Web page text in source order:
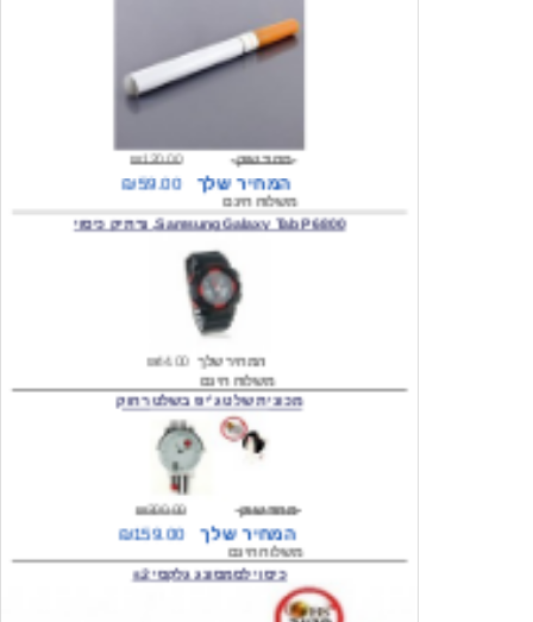
₪120.00
משלוח חינם
Samsung Galaxy Tab P6800, נרתיק כיסוי
המחיר שלך
משלוח חינם
₪300.00 מחיר שוק
₪159.00
כיסוי לסמסונג גלקסי s2